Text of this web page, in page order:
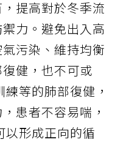
提高對於冬季流
力。避免出入高
污染、維持均衡
健，也不可或
等的肺部復健，
患者不容易喘，
以形成正向的循